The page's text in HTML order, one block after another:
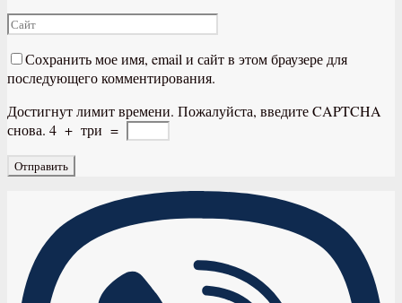
Сохранить мое имя, email и сайт в этом браузере для
последующего комментирования.
Достигнут лимит времени. Пожалуйста, введите CAPTCHA
снова. 4 + три =